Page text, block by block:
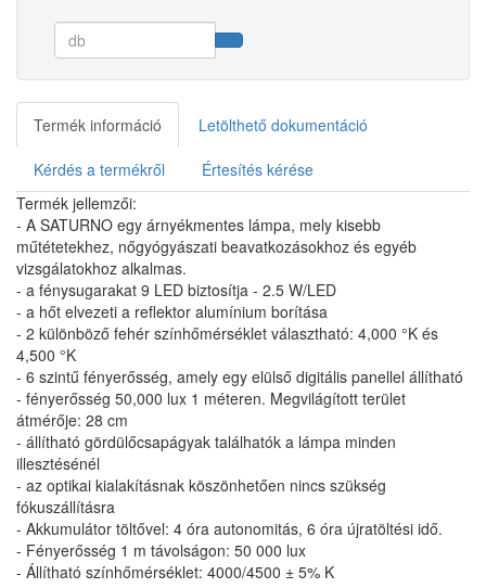
Termék információ Letölthető dokumentáció
Kérdés a termékről
Értesítés kérése
Termék jellemzői:
- A SATURNO egy árnyékmentes lámpa, mely kisebb
műtétetekhez, nőgyógyászati beavatkozásokhoz és egyéb
vizsgálatokhoz alkalmas.
- a fénysugarakat 9 LED biztosítja - 2.5 W/LED
- a hőt elvezeti a reflektor alumínium borítása
- 2 különböző fehér színhőmérséklet választható: 4,000 °K és
4,500 °K
- 6 szintű fényerősség, amely egy elülső digitális panellel állítható
- fényerősség 50,000 lux 1 méteren. Megvilágított terület
átmérője: 28 cm
- állítható gördülőcsapágyak találhatók a lámpa minden
illesztésénél
- az optikai kialakításnak köszönhetően nincs szükség
fókuszállításra
- Akkumulátor töltővel: 4 óra autonomitás, 6 óra újratöltési idő.
- Fényerősség 1 m távolságon: 50 000 lux
- Állítható színhőmérséklet: 4000/4500 ± 5% K